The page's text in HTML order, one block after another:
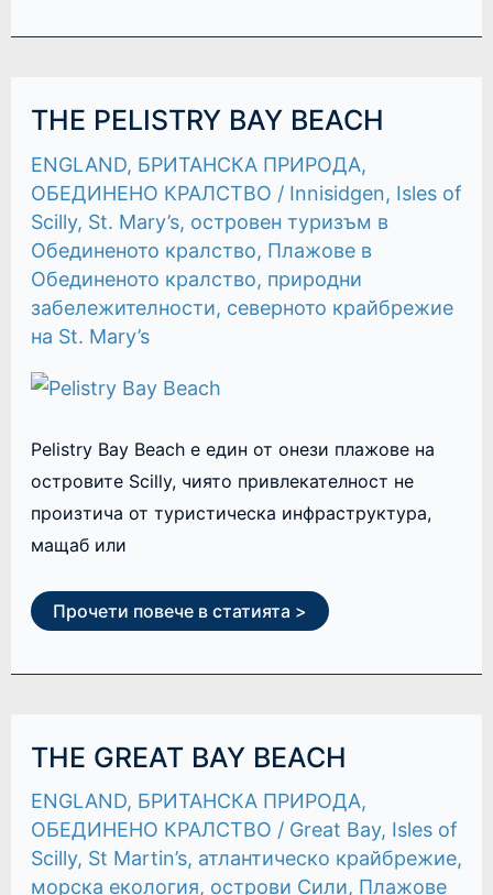
THE PELISTRY BAY BEACH
ENGLAND, БРИТАНСКА ПРИРОДА,
ОБЕДИНЕНО КРАЛСТВО / Innisidgen, Isles of
Scilly, St. Mary’s, островен туризъм в
Обединеното кралство, Плажове в
Обединеното кралство, природни
забележителности, северното крайбрежие
на St. Mary’s
Pelistry Bay Beach е един от онези плажове на
островите Scilly, чиято привлекателност не
произтича от туристическа инфраструктура,
мащаб или
THE
PELISTRY
BEACH
Прочети повече в статията >
THE GREAT BAY BEACH
ENGLAND, БРИТАНСКА ПРИРОДА,
ОБЕДИНЕНО КРАЛСТВО / Great Bay, Isles of
Scilly, St Martin’s, атлантическо крайбрежие,
морска екология, острови Сили, Плажове
THE
GREAT
BEACH